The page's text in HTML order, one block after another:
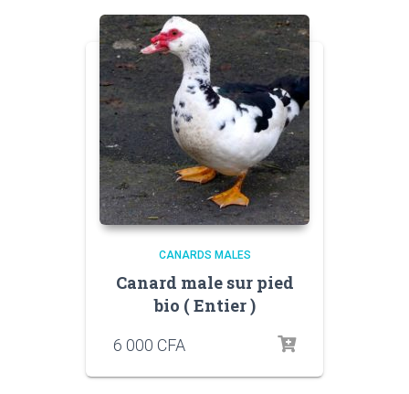
CANARDS MALES
Canard male sur pied
bio ( Entier )
6 000 CFA